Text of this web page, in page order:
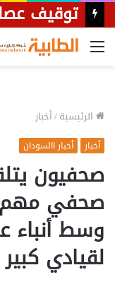
القائمة
الرئيسية/أخبار
أخبار أخبار االسودان
صحفيون
صحفي مهم
وسط أنباء
لقيادي